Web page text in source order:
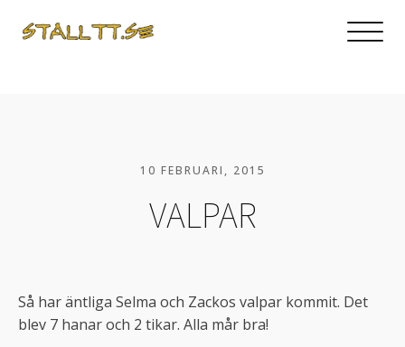
10 FEBRUARI, 2015
VALPAR
Så har äntliga Selma och Zackos valpar kommit. Det
blev 7 hanar och 2 tikar. Alla mår bra!